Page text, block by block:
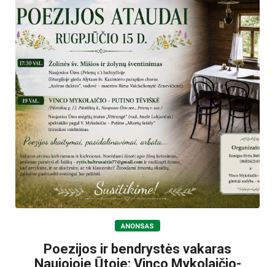
ANONSAS
Poezijos ir bendrystės vakaras
Naujojoje Ūtoje: Vinco Mykolaičio-